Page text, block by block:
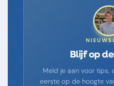
Blijf op
Meld je aan voor tips,
eerste op de hoogte